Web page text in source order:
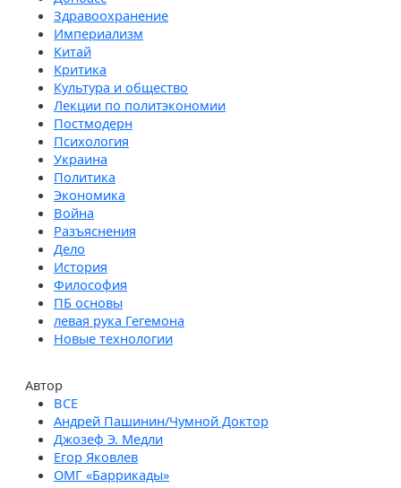
Здравоохранение
Империализм
Китай
Критика
Культура и общество
Лекции по политэкономии
Постмодерн
Психология
Украина
Политика
Экономика
Война
Разъяснения
Дело
История
Философия
ПБ основы
левая рука Гегемона
Новые технологии
Автор
Андрей Пашинин/Чумной Доктор
Джозеф Э. Медли
Егор Яковлев
ОМГ «Баррикады»